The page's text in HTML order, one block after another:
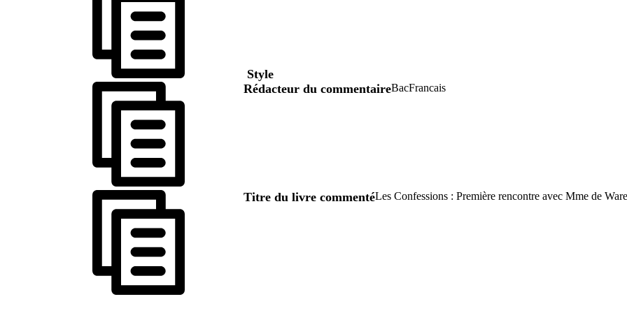
Style
Rédacteur du commentaireBacFrancais
Titre du livre commentéLes Confessions : Première rencontre avec Mme de